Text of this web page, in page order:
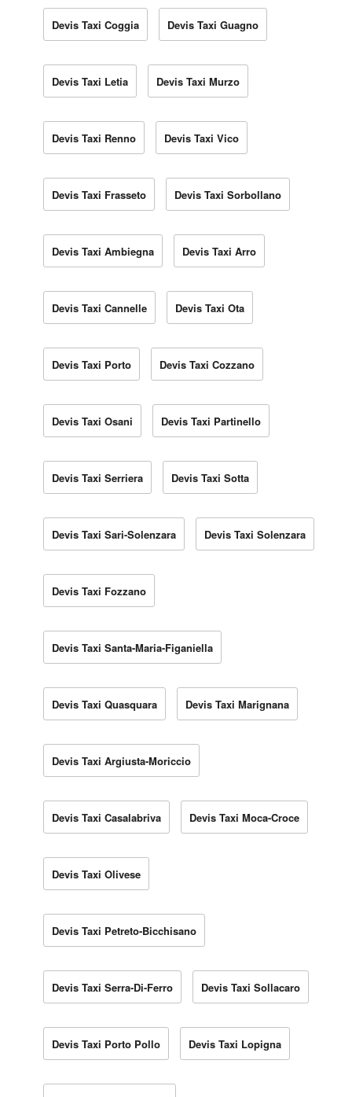
Devis Taxi Coggia Devis Taxi Guagno
Devis Taxi Letia Devis Taxi Murzo
Devis Taxi Renno Devis Taxi Vico
Devis Taxi Frasseto Devis Taxi Sorbollano
Devis Taxi Ambiegna Devis Taxi Arro
Devis Taxi Cannelle Devis Taxi Ota
Devis Taxi Porto Devis Taxi Cozzano
Devis Taxi Osani Devis Taxi Partinello
Devis Taxi Serriera Devis Taxi Sotta
Devis Taxi Sari-Solenzara Devis Taxi Solenzara
Devis Taxi Fozzano
Devis Taxi Santa-Maria-Figaniella
Devis Taxi Quasquara Devis Taxi Marignana
Devis Taxi Argiusta-Moriccio
Devis Taxi Casalabriva Devis Taxi Moca-Croce
Devis Taxi Olivese
Devis Taxi Petreto-Bicchisano
Devis Taxi Serra-Di-Ferro Devis Taxi Sollacaro
Devis Taxi Porto Pollo Devis Taxi Lopigna